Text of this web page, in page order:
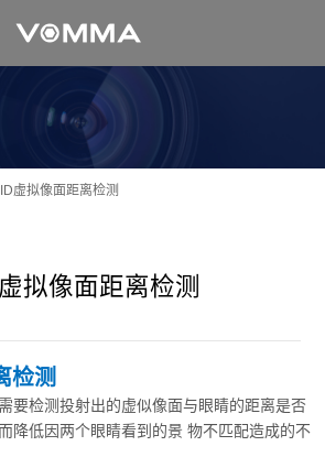
虚拟像面距离检测
拟像面距离检测
检测
要检测投射出的虚似像面与眼睛的距离是否
低因两个眼睛看到的景 物不匹配造成的不